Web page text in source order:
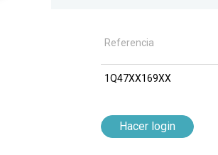
Referencia
1Q47XX169XX
Hacer login